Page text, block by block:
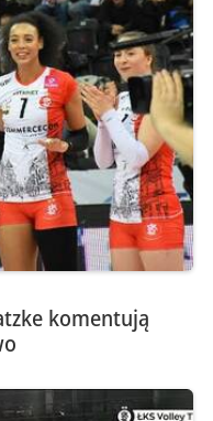
komentują